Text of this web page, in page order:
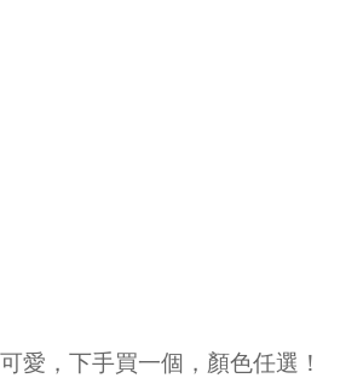
愛，下手買一個，顏色任選！